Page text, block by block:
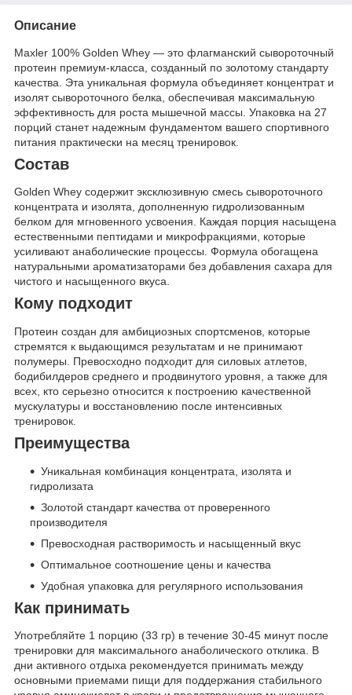
Описание
Maxler 100% Golden Whey — это флагманский сывороточный
протеин премиум-класса, созданный по золотому стандарту
качества. Эта уникальная формула объединяет концентрат и
изолят сывороточного белка, обеспечивая максимальную
эффективность для роста мышечной массы. Упаковка на 27
порций станет надежным фундаментом вашего спортивного
питания практически на месяц тренировок.
Состав
Golden Whey содержит эксклюзивную смесь сывороточного
концентрата и изолята, дополненную гидролизованным
белком для мгновенного усвоения. Каждая порция насыщена
естественными пептидами и микрофракциями, которые
усиливают анаболические процессы. Формула обогащена
натуральными ароматизаторами без добавления сахара для
чистого и насыщенного вкуса.
Кому подходит
Протеин создан для амбициозных спортсменов, которые
стремятся к выдающимся результатам и не принимают
полумеры. Превосходно подходит для силовых атлетов,
бодибилдеров среднего и продвинутого уровня, а также для
всех, кто серьезно относится к построению качественной
мускулатуры и восстановлению после интенсивных
тренировок.
Преимущества
Уникальная комбинация концентрата, изолята и
гидролизата
Золотой стандарт качества от проверенного
производителя
Превосходная растворимость и насыщенный вкус
Оптимальное соотношение цены и качества
Удобная упаковка для регулярного использования
Как принимать
Употребляйте 1 порцию (33 гр) в течение 30-45 минут после
тренировки для максимального анаболического отклика. В
дни активного отдыха рекомендуется принимать между
основными приемами пищи для поддержания стабильного